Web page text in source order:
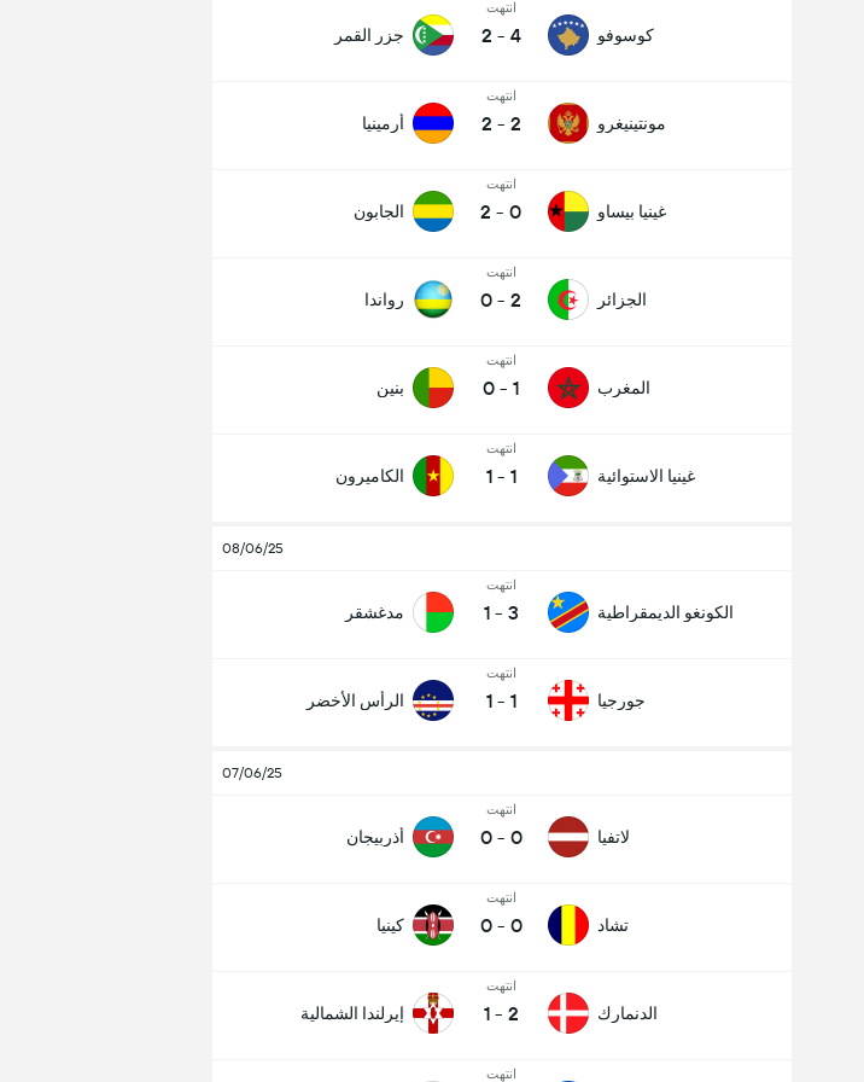
كوسوفو
انتهت
4
-
2 جزر القمر
مونتينيغرو
انتهت
2
-
2 أرمينيا
غينيا بيساو
انتهت
0
-
2 الجابون
الجزائر
انتهت
2
-
0 رواندا
المغرب
انتهت
1
-
0 بنين
غينيا الاستوائية
انتهت
1
-
1 الكاميرون
08/06/25
الكونغو الديمقراطية
انتهت
3
-
1 مدغشقر
جورجيا
انتهت
1
-
1 الرأس الأخضر
07/06/25
لاتفيا
انتهت
0
-
0 أذربيجان
تشاد
انتهت
0
-
0 كينيا
الدنمارك
انتهت
2
-
1 إيرلندا الشمالية
انتهت